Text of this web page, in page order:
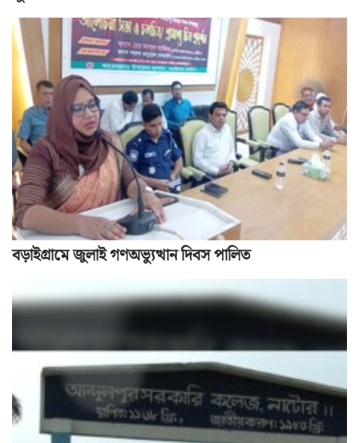
বড়াইগ্রামে জুলাই গণঅভ্যুত্থান দিবস পালিত